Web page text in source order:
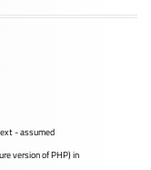
- assumed
version of PHP) in